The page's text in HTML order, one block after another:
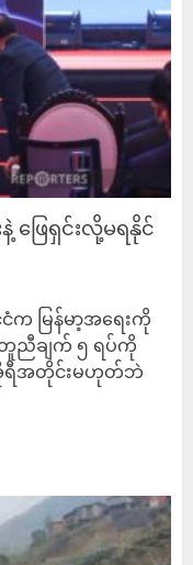
ဖြေရှင်းလို့မရနိုင်
မြန်မာ့အရေးကို
ညီချက် ၅ ရပ်ကို
အိုရီအတိုင်းမဟုတ်ဘဲ